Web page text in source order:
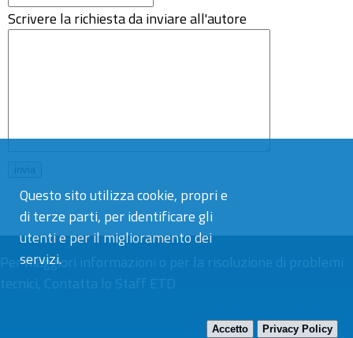
Questo sito utilizza cookie, propri e
di terze parti, per identificare gli
utenti e per il miglioramento dei
servizi.
Accetto Privacy Policy
Scrivere la richiesta da inviare all'autore
Per maggiori informazioni o per la risoluzione di problemi
tecnici, Contatta lo Staff ETD